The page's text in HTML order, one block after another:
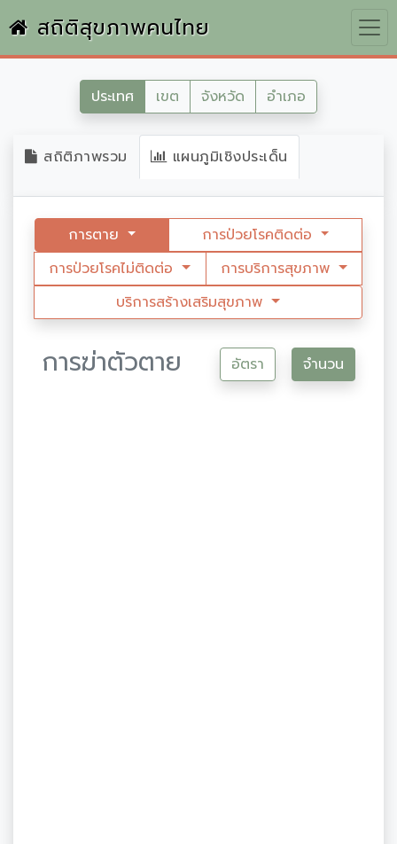
สถิติสุขภาพคนไทย
ประเทศ เขต จังหวัด อำเภอ
สถิติภาพรวม แผนภูมิเชิงประเด็น
การตาย
การป่วยโรคติดต่อ
การป่วยโรคไม่ติดต่อ
การบริการสุขภาพ
บริการสร้างเสริมสุขภาพ
การฆ่าตัวตาย อัตรา จำนวน